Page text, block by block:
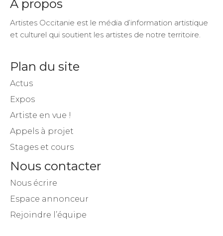
A propos
Artistes Occitanie est le média d’information artistique
et culturel qui soutient les artistes de notre territoire.
Plan du site
Actus
Expos
Artiste en vue !
Appels à projet
Stages et cours
Nous contacter
Nous écrire
Espace annonceur
Rejoindre l’équipe